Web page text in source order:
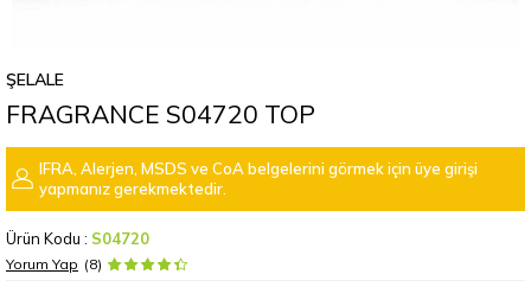
ŞELALE
FRAGRANCE S04720 TOP
IFRA, Alerjen, MSDS ve CoA belgelerini görmek için üye girişi
yapmanız gerekmektedir.
Ürün Kodu : S04720
Yorum Yap (8)